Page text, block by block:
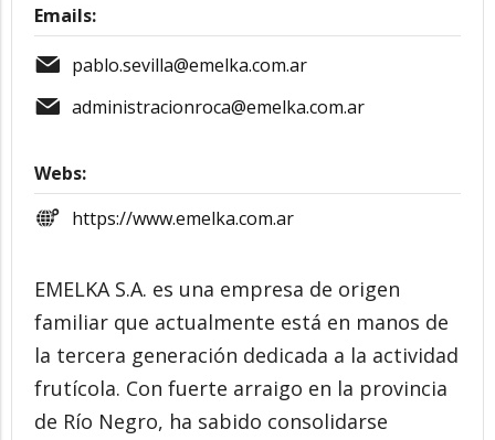
Emails:
pablo.sevilla@emelka.com.ar
administracionroca@emelka.com.ar
Webs:
https://www.emelka.com.ar
EMELKA S.A. es una empresa de origen
familiar que actualmente está en manos de
la tercera generación dedicada a la actividad
frutícola. Con fuerte arraigo en la provincia
de Río Negro, ha sabido consolidarse